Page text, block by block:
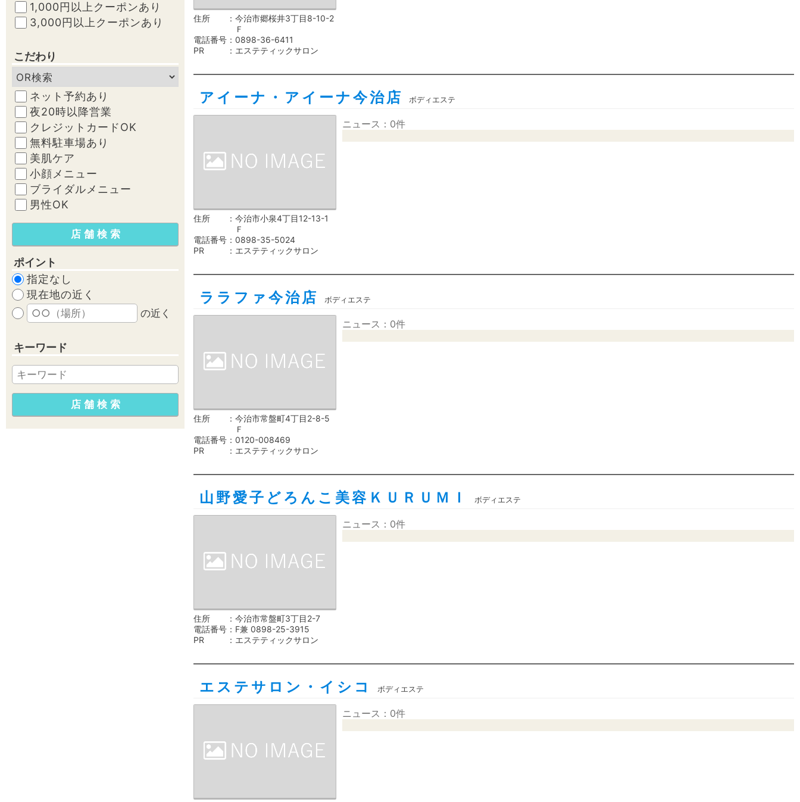
1,000円以上クーポンあり
3,000円以上クーポンあり
こだわり
ネット予約あり
夜20時以降営業
クレジットカードOK
無料駐車場あり
美肌ケア
小顔メニュー
ブライダルメニュー
男性OK
ポイント
指定なし
現在地の近く
の近く
キーワード
住所
今治市郷桜井3丁目8-10-2
Ｆ
電話番号
0898-36-6411
PR
エステティックサロン
アイーナ・アイーナ今治店 ボディエステ
住所
今治市小泉4丁目12-13-1
Ｆ
電話番号
0898-35-5024
PR
エステティックサロン
ニュース：0件
ララファ今治店 ボディエステ
住所
今治市常盤町4丁目2-8-5
Ｆ
電話番号
0120-008469
PR
エステティックサロン
ニュース：0件
山野愛子どろんこ美容ＫＵＲＵＭＩ ボディエステ
住所
今治市常盤町3丁目2-7
電話番号
F兼 0898-25-3915
PR
エステティックサロン
ニュース：0件
エステサロン・イシコ ボディエステ
ニュース：0件